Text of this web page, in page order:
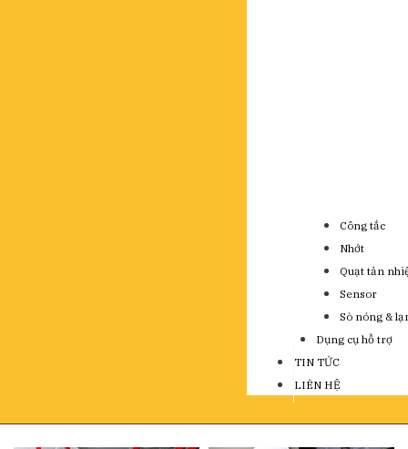
Công tắc
Nhớt
Quạt tản
Sensor
Sò nóng &
Dụng cụ hỗ trợ
TIN TỨC
LIÊN HỆ